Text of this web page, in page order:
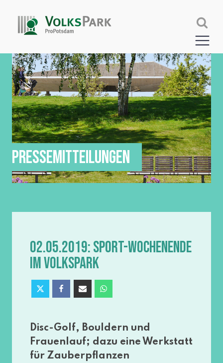
PRESSEMITTEILUNGEN
02.05.2019: SPORT-WOCHENENDE
IM VOLKSPARK
Disc-Golf, Bouldern und
Frauenlauf; dazu eine Werkstatt
für Zauberpflanzen